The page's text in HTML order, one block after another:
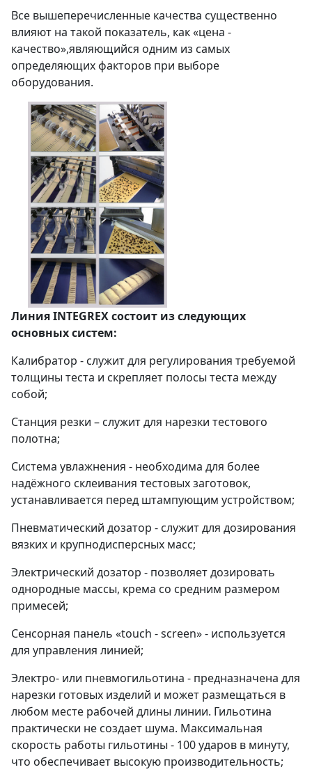
Все вышеперечисленные качества существенно
влияют на такой показатель, как «цена -
качество»,являющийся одним из самых
определяющих факторов при выборе
оборудования.
Линия INTEGREX состоит из следующих
основных систем:
Калибратор - служит для регулирования требуемой
толщины теста и скрепляет полосы теста между
собой;
Станция резки – служит для нарезки тестового
полотна;
Система увлажнения - необходима для более
надёжного склеивания тестовых заготовок,
устанавливается перед штампующим устройством;
Пневматический дозатор - служит для дозирования
вязких и крупнодисперсных масс;
Электрический дозатор - позволяет дозировать
однородные массы, крема со средним размером
примесей;
Сенсорная панель «touch - screen» - используется
для управления линией;
Электро- или пневмогильотина - предназначена для
нарезки готовых изделий и может размещаться в
любом месте рабочей длины линии. Гильотина
практически не создает шума. Максимальная
скорость работы гильотины - 100 ударов в минуту,
что обеспечивает высокую производительность;